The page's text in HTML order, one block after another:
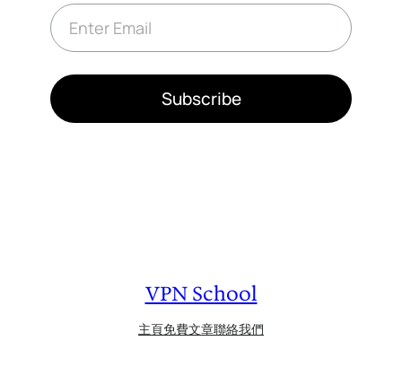
E
m
a
*
Subscribe
VPN School
主頁免費文章聯絡我們